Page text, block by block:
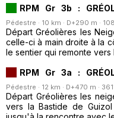
RPM Gr 3b :
Pédestre · 10 km · D+290 m ·
Départ Gréolières les
celle-ci à main droite à la
le sentier qui remonte vers
RPM Gr 3a :
Pédestre · 12 km · D+470 m ·
Départ Gréolières les
vers la Bastide de